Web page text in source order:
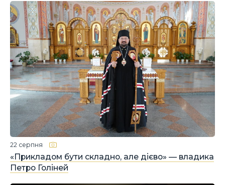
«Прикладом бути складно, але дієво» — владика
Петро Голіней
22 серпня